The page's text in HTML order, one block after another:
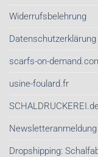
Widerrufsbelehrung
Datenschutzerklärung
scarfs-on-
usine-foulard.fr
Newsletteranmeldung
Dropshipping: